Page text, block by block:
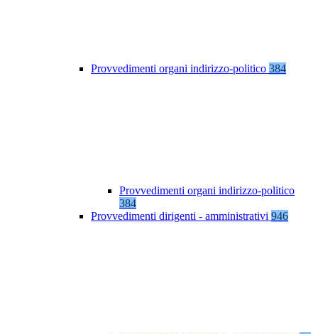
Provvedimenti organi indirizzo-politico 384
Provvedimenti organi indirizzo-politico
384
Provvedimenti dirigenti - amministrativi 946